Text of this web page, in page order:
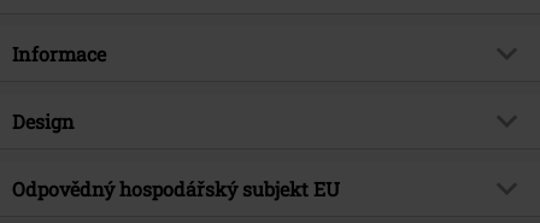
Informace
Zboží č.
Hudební žánr
Heavy Metal
Design
Typ výrobku
CD
Odpovědný hospodářský subjekt EU